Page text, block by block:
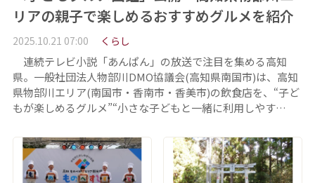
リアの親子で楽しめるおすすめグルメを紹介
2025.10.21 07:00 くらし
連続テレビ小説「あんぱん」の放送で注目を集める高知
県。一般社団法人物部川DMO協議会(高知県南国市)は、高知
県物部川エリア(南国市・香南市・香美市)の飲食店を、“子ど
もが楽しめるグルメ”“小さな子どもと一緒に利用しやす…